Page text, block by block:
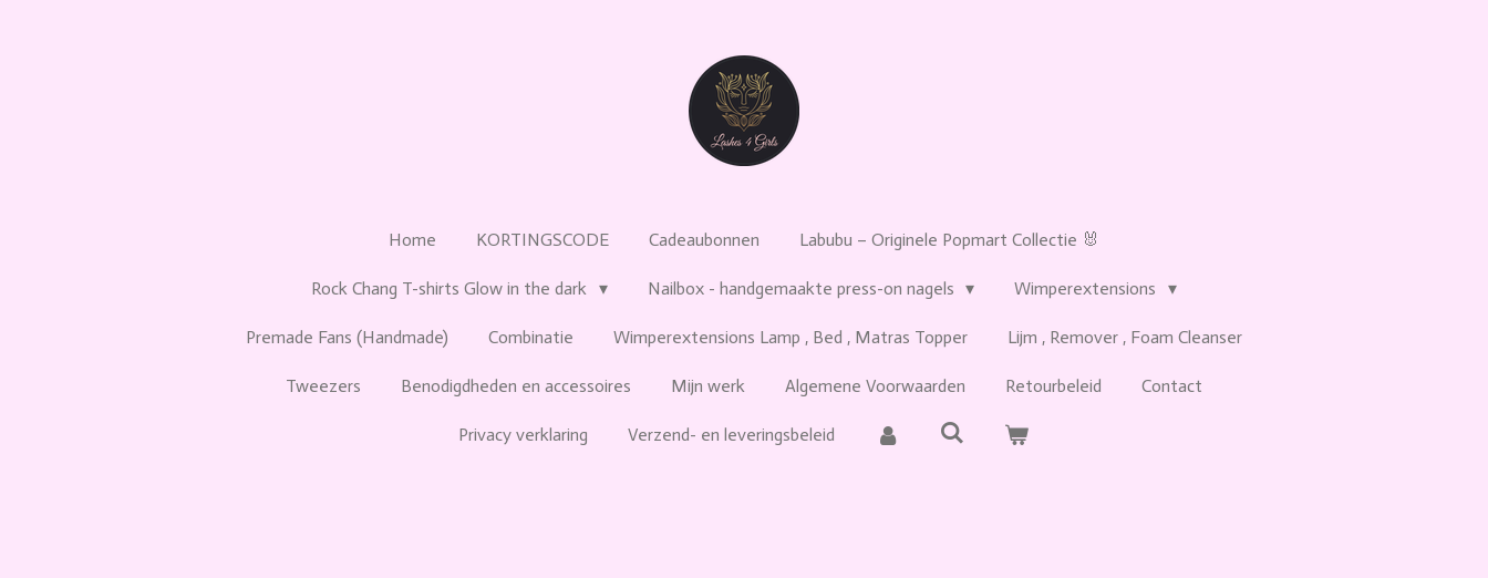
Home KORTINGSCODE Cadeaubonnen Labubu – Originele Popmart Collectie 🐰
Rock Chang T-shirts Glow in the dark Nailbox - handgemaakte press-on nagels Wimperextensions
Premade Fans (Handmade) Combinatie Wimperextensions Lamp , Bed , Matras Topper Lijm , Remover , Foam Cleanser
Tweezers Benodigdheden en accessoires Mijn werk Algemene Voorwaarden Retourbeleid Contact
Privacy verklaring Verzend- en leveringsbeleid